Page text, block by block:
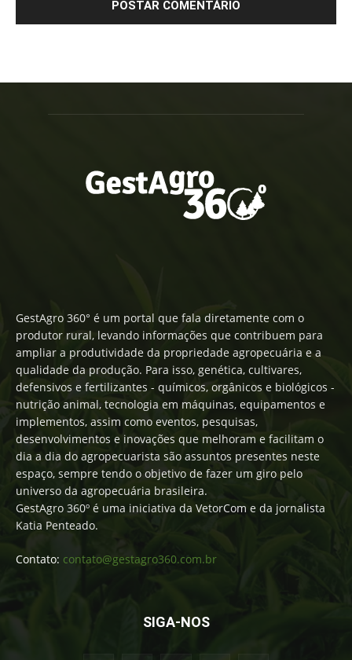
GestAgro 360° é um portal que fala diretamente com o
produtor rural, levando informações que contribuem para
ampliar a produtividade da propriedade agropecuária e a
qualidade da produção. Para isso, genética, cultivares,
defensivos e fertilizantes - químicos, orgânicos e biológicos -
nutrição animal, tecnologia em máquinas, equipamentos e
implementos, assim como eventos, pesquisas,
desenvolvimentos e inovações que melhoram e facilitam o
dia a dia do agropecuarista são assuntos presentes neste
espaço, sempre tendo o objetivo de fazer um giro pelo
universo da agropecuária brasileira.
GestAgro 360º é uma iniciativa da VetorCom e da jornalista
Katia Penteado.
Contato: contato@gestagro360.com.br
SIGA-NOS